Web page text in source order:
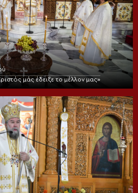
μάς έδειξε το μέλλον μας»